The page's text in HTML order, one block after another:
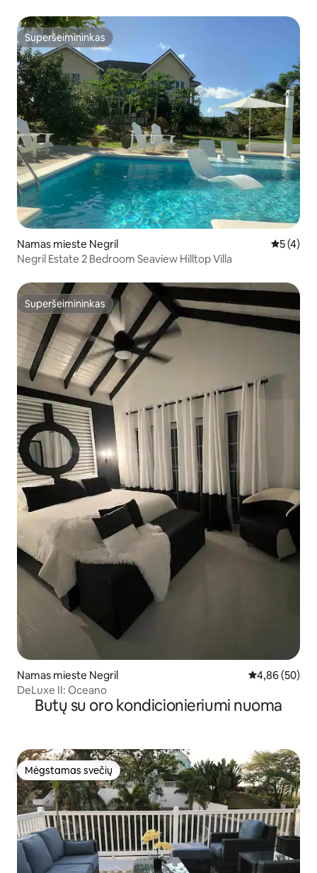
Superšeimininkas
Superšeimininkas
Namas mieste Negril Vidutinis
5 (4)
Negril Estate 2 Bedroom Seaview Hilltop Villa
Superšeimininkas
Superšeimininkas
Namas mieste Negril Vidutinis
4,86 (50)
DeLuxe II: Oceano
Butų su oro kondicionieriumi nuoma
Mėgstamas svečių
Mėgstamas svečių